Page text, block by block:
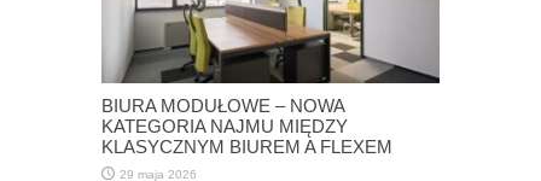
BIURA MODUŁOWE – NOWA
KATEGORIA NAJMU MIĘDZY
KLASYCZNYM BIUREM A FLEXEM
29 maja 2026